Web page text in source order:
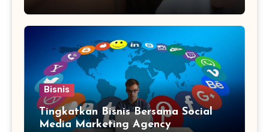
Bisnis
Tingkatkan Bisnis Bersama Social
Media Marketing Agency